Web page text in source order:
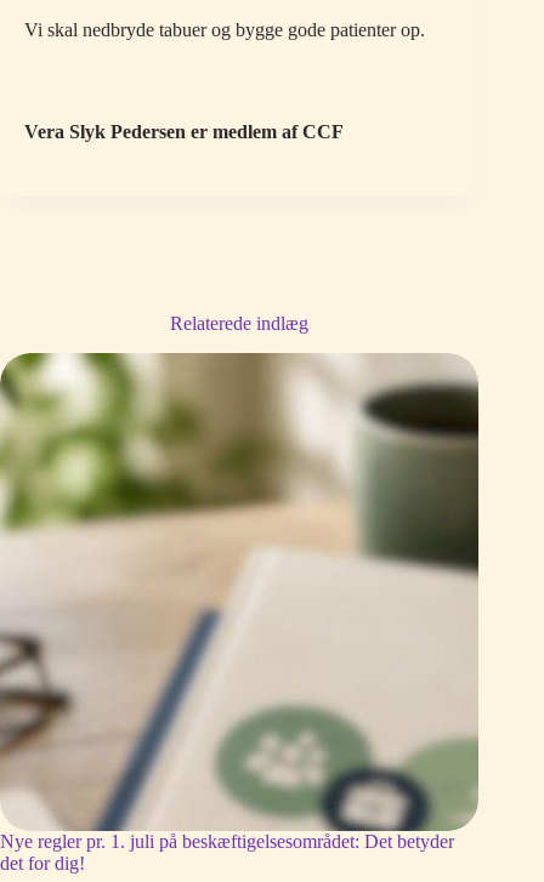
Vi skal nedbryde tabuer og bygge gode patienter op.
Vera Slyk Pedersen er medlem af CCF
Relaterede indlæg
Nye regler pr. 1. juli på beskæftigelsesområdet: Det betyder
det for dig!